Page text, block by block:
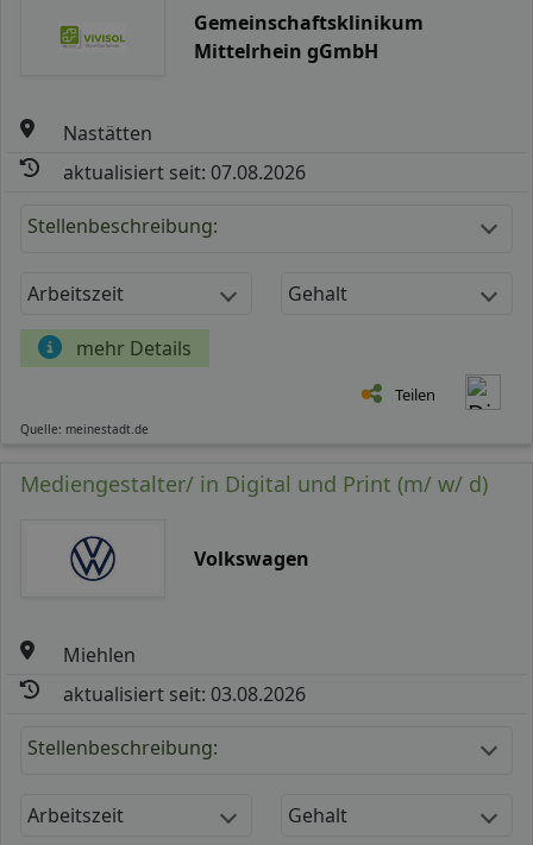
Gemeinschaftsklinikum
Mittelrhein gGmbH
Nastätten
aktualisiert seit: 07.08.2026
Stellenbeschreibung:
Arbeitszeit Gehalt
mehr Details
Teilen
Quelle: meinestadt.de
Mediengestalter/ in Digital und Print (m/ w/ d)
Volkswagen
Miehlen
aktualisiert seit: 03.08.2026
Stellenbeschreibung:
Arbeitszeit Gehalt